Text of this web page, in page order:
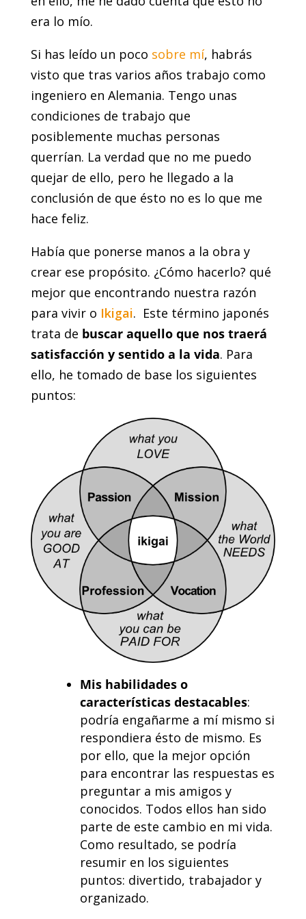
era lo mío.
Si has leído un poco sobre mí, habrás
visto que tras varios años trabajo como
ingeniero en Alemania. Tengo unas
condiciones de trabajo que
posiblemente muchas personas
querrían. La verdad que no me puedo
quejar de ello, pero he llegado a la
conclusión de que ésto no es lo que me
hace feliz.
Había que ponerse manos a la obra y
crear ese propósito. ¿Cómo hacerlo? qué
mejor que encontrando nuestra razón
para vivir o Ikigai. Este término japonés
trata de buscar aquello que nos traerá
satisfacción y sentido a la vida. Para
ello, he tomado de base los siguientes
puntos:
Mis habilidades o
características destacables:
podría engañarme a mí mismo si
respondiera ésto de mismo. Es
por ello, que la mejor opción
para encontrar las respuestas es
preguntar a mis amigos y
conocidos. Todos ellos han sido
parte de este cambio en mi vida.
Como resultado, se podría
resumir en los siguientes
puntos: divertido, trabajadory
organizado.